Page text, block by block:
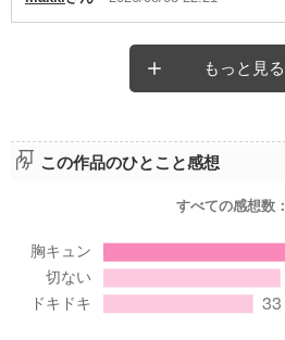
もっと見る
この作品のひとこと感想
すべての感想数：